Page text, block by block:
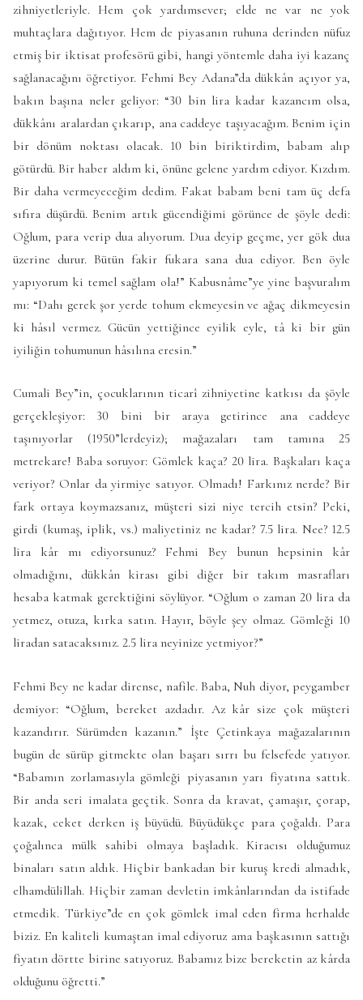
zihniyetleriyle. Hem çok yardımsever; elde ne var ne yok
muhtaçlara dağıtıyor. Hem de piyasanın ruhuna derinden nüfuz
etmiş bir iktisat profesörü gibi, hangi yöntemle daha iyi kazanç
sağlanacağını öğretiyor. Fehmi Bey Adana”da dükkân açıyor ya,
bakın başına neler geliyor: “30 bin lira kadar kazancım olsa,
dükkânı aralardan çıkarıp, ana caddeye taşıyacağım. Benim için
bir dönüm noktası olacak. 10 bin biriktirdim, babam alıp
götürdü. Bir haber aldım ki, önüne gelene yardım ediyor. Kızdım.
Bir daha vermeyeceğim dedim. Fakat babam beni tam üç defa
sıfıra düşürdü. Benim artık gücendiğimi görünce de şöyle dedi:
Oğlum, para verip dua alıyorum. Dua deyip geçme, yer gök dua
üzerine durur. Bütün fakir fukara sana dua ediyor. Ben öyle
yapıyorum ki temel sağlam ola!” Kabusnâme”ye yine başvuralım
mı: “Dahı gerek şor yerde tohum ekmeyesin ve ağaç dikmeyesin
ki hâsıl vermez. Gücün yettiğince eyilik eyle, tâ ki bir gün
iyiliğin tohumunun hâsılına eresin.”
Cumali Bey”in, çocuklarının ticarî zihniyetine katkısı da şöyle
gerçekleşiyor: 30 bini bir araya getirince ana caddeye
taşınıyorlar (1950”lerdeyiz); mağazaları tam tamına 25
metrekare! Baba soruyor: Gömlek kaça? 20 lira. Başkaları kaça
veriyor? Onlar da yirmiye satıyor. Olmadı! Farkınız nerde? Bir
fark ortaya koymazsanız, müşteri sizi niye tercih etsin? Peki,
girdi (kumaş, iplik, vs.) maliyetiniz ne kadar? 7.5 lira. Nee? 12.5
lira kâr mı ediyorsunuz? Fehmi Bey bunun hepsinin kâr
olmadığını, dükkân kirası gibi diğer bir takım masrafları
hesaba katmak gerektiğini söylüyor. “Oğlum o zaman 20 lira da
yetmez, otuza, kırka satın. Hayır, böyle şey olmaz. Gömleği 10
liradan satacaksınız. 2.5 lira neyinize yetmiyor?”
Fehmi Bey ne kadar dirense, nafile. Baba, Nuh diyor, peygamber
demiyor: “Oğlum, bereket azdadır. Az kâr size çok müşteri
kazandırır. Sürümden kazanın.” İşte Çetinkaya mağazalarının
bugün de sürüp gitmekte olan başarı sırrı bu felsefede yatıyor.
“Babamın zorlamasıyla gömleği piyasanın yarı fiyatına sattık.
Bir anda seri imalata geçtik. Sonra da kravat, çamaşır, çorap,
kazak, ceket derken iş büyüdü. Büyüdükçe para çoğaldı. Para
çoğalınca mülk sahibi olmaya başladık. Kiracısı olduğumuz
binaları satın aldık. Hiçbir bankadan bir kuruş kredi almadık,
elhamdülillah. Hiçbir zaman devletin imkânlarından da istifade
etmedik. Türkiye”de en çok gömlek imal eden firma herhalde
biziz. En kaliteli kumaştan imal ediyoruz ama başkasının sattığı
fiyatın dörtte birine satıyoruz. Babamız bize bereketin az kârda
olduğunu öğretti.”